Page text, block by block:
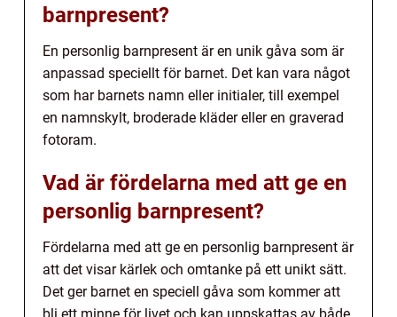
barnpresent?
En personlig barnpresent är en unik gåva som är
anpassad speciellt för barnet. Det kan vara något
som har barnets namn eller initialer, till exempel
en namnskylt, broderade kläder eller en graverad
fotoram.
Vad är fördelarna med att ge en
personlig barnpresent?
Fördelarna med att ge en personlig barnpresent är
att det visar kärlek och omtanke på ett unikt sätt.
Det ger barnet en speciell gåva som kommer att